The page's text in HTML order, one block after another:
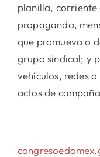
planilla,
propaganda,
que promueva o
grupo sindical; y
vehículos, redes
actos de